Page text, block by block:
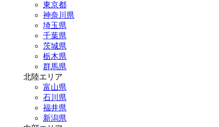
東京都
神奈川県
埼玉県
千葉県
茨城県
栃木県
群馬県
北陸エリア
富山県
石川県
福井県
新潟県